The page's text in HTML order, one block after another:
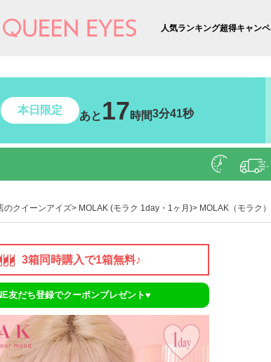
人気ランキング超得キャン
本日限定 あと 17時間3分40秒
のクイーンアイズ MOLAK (モラク 1day・1ヶ月) MOLAK（モラク）
3箱同時購入で1箱無料♪
友だち登録でクーポンプレゼント♥